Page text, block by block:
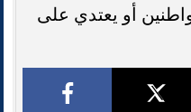
أو يعتدي على